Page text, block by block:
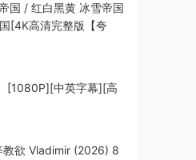
国 / 红白黑黄 冰雪帝国
[4K高清完整版【夸
[1080P][中英字幕][高
教欲 Vladimir (2026) 8